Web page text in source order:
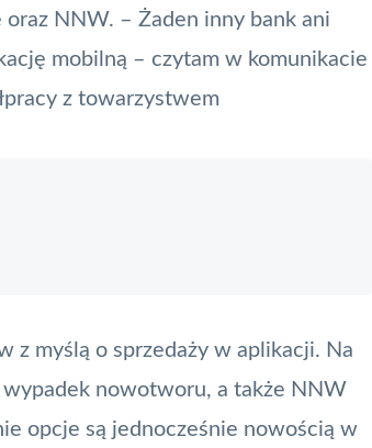
oraz NNW. – Żaden inny bank ani
mobilną – czytam w komunikacie
z towarzystwem
z myślą o sprzedaży w aplikacji. Na
nowotworu, a także NNW
opcje są jednocześnie nowością w